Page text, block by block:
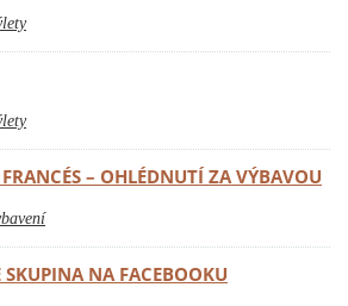
– OHLÉDNUTÍ ZA VÝBAVOU
NA FACEBOOKU